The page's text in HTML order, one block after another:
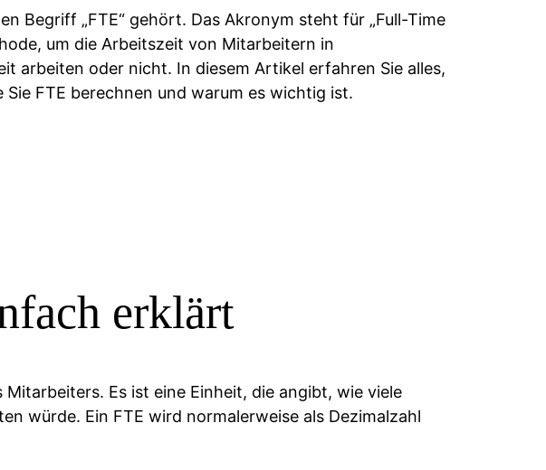
Begriff „FTE“ gehört. Das Akronym steht für „Full-Time
um die Arbeitszeit von Mitarbeitern in
arbeiten oder nicht. In diesem Artikel erfahren Sie alles,
FTE berechnen und warum es wichtig ist.
erklärt
Es ist eine Einheit, die angibt, wie viele
würde. Ein FTE wird normalerweise als Dezimalzahl